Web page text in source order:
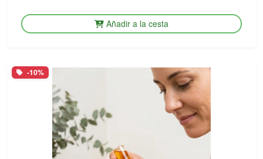
Añadir a la cesta
-10%